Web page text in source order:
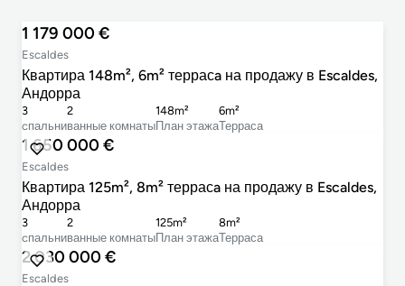
1 179 000 €
Escaldes
Квартира 148m², 6m² террасa на продажу в Escaldes,
Андорра
cпальни
3
ванные комнаты
2
План этажа
148m²
Терраса
6m²
1 650 000 €
Escaldes
Квартира 125m², 8m² террасa на продажу в Escaldes,
Андорра
cпальни
3
ванные комнаты
2
План этажа
125m²
Терраса
8m²
2 030 000 €
Escaldes